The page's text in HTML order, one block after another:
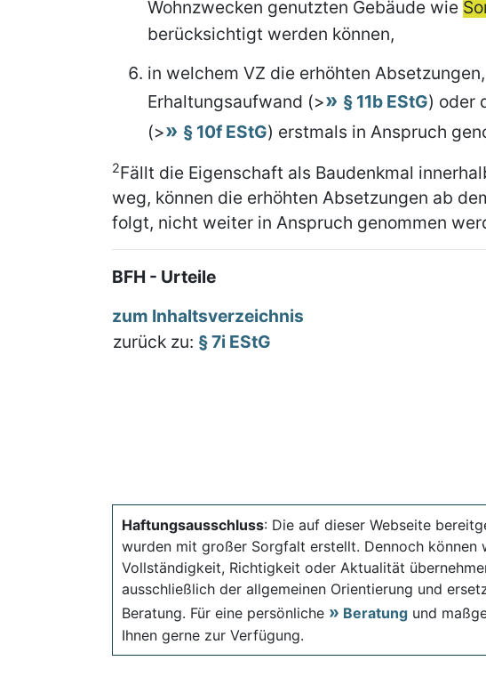
Wohnzwecken genutzten Gebäude wie
berücksichtigt werden können,
in welchem VZ die erhöhten
Erhaltungsaufwand (>
§ 11b EStG) oder
(>
§ 10f EStG) erstmals in Anspruch
2Fällt die Eigenschaft als Baudenkmal
weg, können die erhöhten Absetzungen ab
folgt, nicht weiter in Anspruch genommen
BFH - Urteile
zum Inhaltsverzeichnis
zurück zu: § 7i EStG
Haftungsausschluss: Die auf dieser Webseite
wurden mit großer Sorgfalt erstellt. Dennoch können
Vollständigkeit, Richtigkeit oder Aktualität
ausschließlich der allgemeinen Orientierung und
Beratung. Für eine persönliche
Beratung und
Ihnen gerne zur Verfügung.